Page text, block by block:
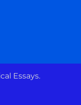
Essays.